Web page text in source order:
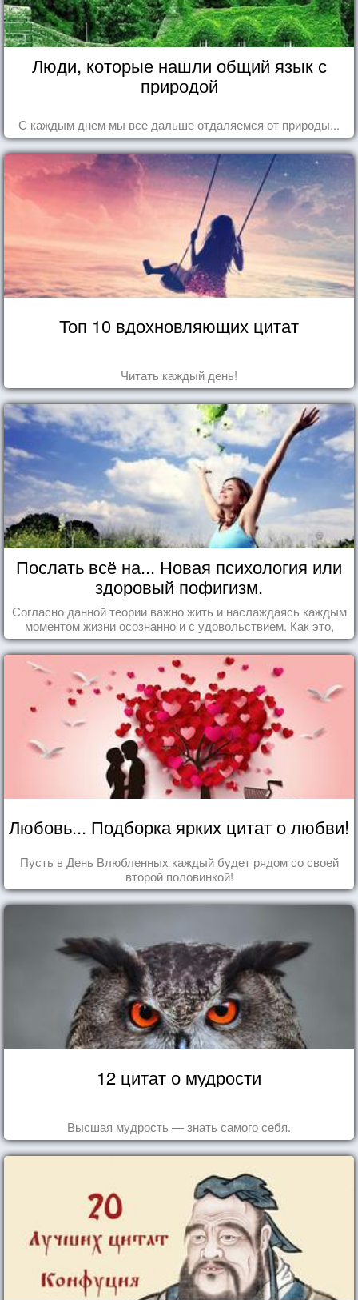
Люди, которые нашли общий язык с
природой
С каждым днем мы все дальше отдаляемся от природы...
Топ 10 вдохновляющих цитат
Читать каждый день!
Послать всё на... Новая психология или
здоровый пофигизм.
Согласно данной теории важно жить и наслаждаясь каждым
моментом жизни осознанно и с удовольствием. Как это,
попробуем разобраться на реальных примерах.
Любовь... Подборка ярких цитат о любви!
Пусть в День Влюбленных каждый будет рядом со своей
второй половинкой!
12 цитат о мудрости
Высшая мудрость — знать самого себя.